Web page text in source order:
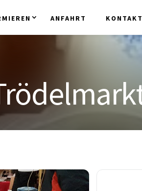
ANFAHRT KONTAKT